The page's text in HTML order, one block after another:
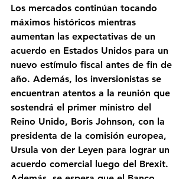
Los mercados continúan tocando
máximos históricos mientras
aumentan las expectativas de un
acuerdo en Estados Unidos para un
nuevo estímulo fiscal antes de fin de
año. Además, los inversionistas se
encuentran atentos a la reunión que
sostendrá el primer ministro del
Reino Unido, Boris Johnson, con la
presidenta de la comisión europea,
Ursula von der Leyen para lograr un
acuerdo comercial luego del Brexit.